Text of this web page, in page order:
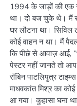
1994 के जाड़ों की एक
था। दो बज चुके थे। मैं
घर लौटना था। सिविल
कोई वाहन न था। मैं
कि पीछे से आवाज़ आई,
पेस्टर नहीं जानते तो
रॉबिन पाटलिपुत्र
माधवकांत मिश्र का
आ गया। कुहासा घना